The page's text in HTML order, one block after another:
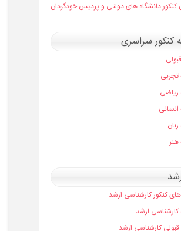
کنکور دانشگاه های دولتی و پردیس خودگردان
کنکور سراسری
تجربی
ریاضی
کنکور کارشناسی ارشد
ارشد
قبولی کارشناسی ارشد